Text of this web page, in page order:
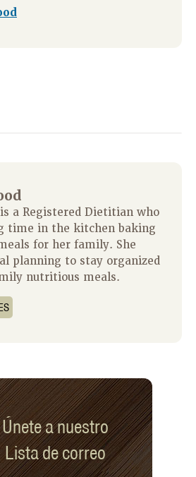
a Registered Dietitian who
time in the kitchen baking
for her family. She
planning to stay organized
nutritious meals.
Únete a nuestro
Lista de correo